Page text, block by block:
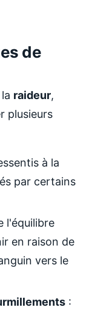
de
raideur,
plusieurs
à la
par certains
l'équilibre
en raison de
vers le
: